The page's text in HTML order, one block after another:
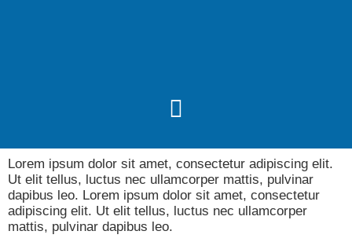
Menu
Lorem ipsum dolor sit amet, consectetur adipiscing elit.
Ut elit tellus, luctus nec ullamcorper mattis, pulvinar
dapibus leo. Lorem ipsum dolor sit amet, consectetur
adipiscing elit. Ut elit tellus, luctus nec ullamcorper
mattis, pulvinar dapibus leo.